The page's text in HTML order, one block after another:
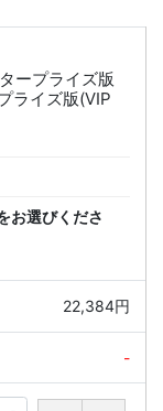
ープライズ版
ライズ版(VIP
お選びくださ
22,384円
-